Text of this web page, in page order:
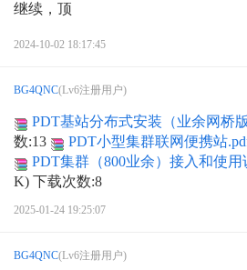
继续，顶
2024-10-02 18:17:45
BG4QNC(Lv6注册用户)
PDT基站分布式安装（业余网桥
数:13
PDT小型集群联网便携站
PDT集群（800业余）接入和使用
K) 下载次数:8
2025-01-24 19:25:07
BG4QNC(Lv6注册用户)